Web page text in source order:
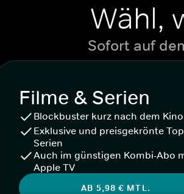
Wähl,
Sofort auf
Filme & Serien
Blockbuster kurz nach dem Kino
Exklusive und preisgekrönte
Serien
Auch im günstigen Kombi-Abo
Apple TV
AB 5,98 € MTL.